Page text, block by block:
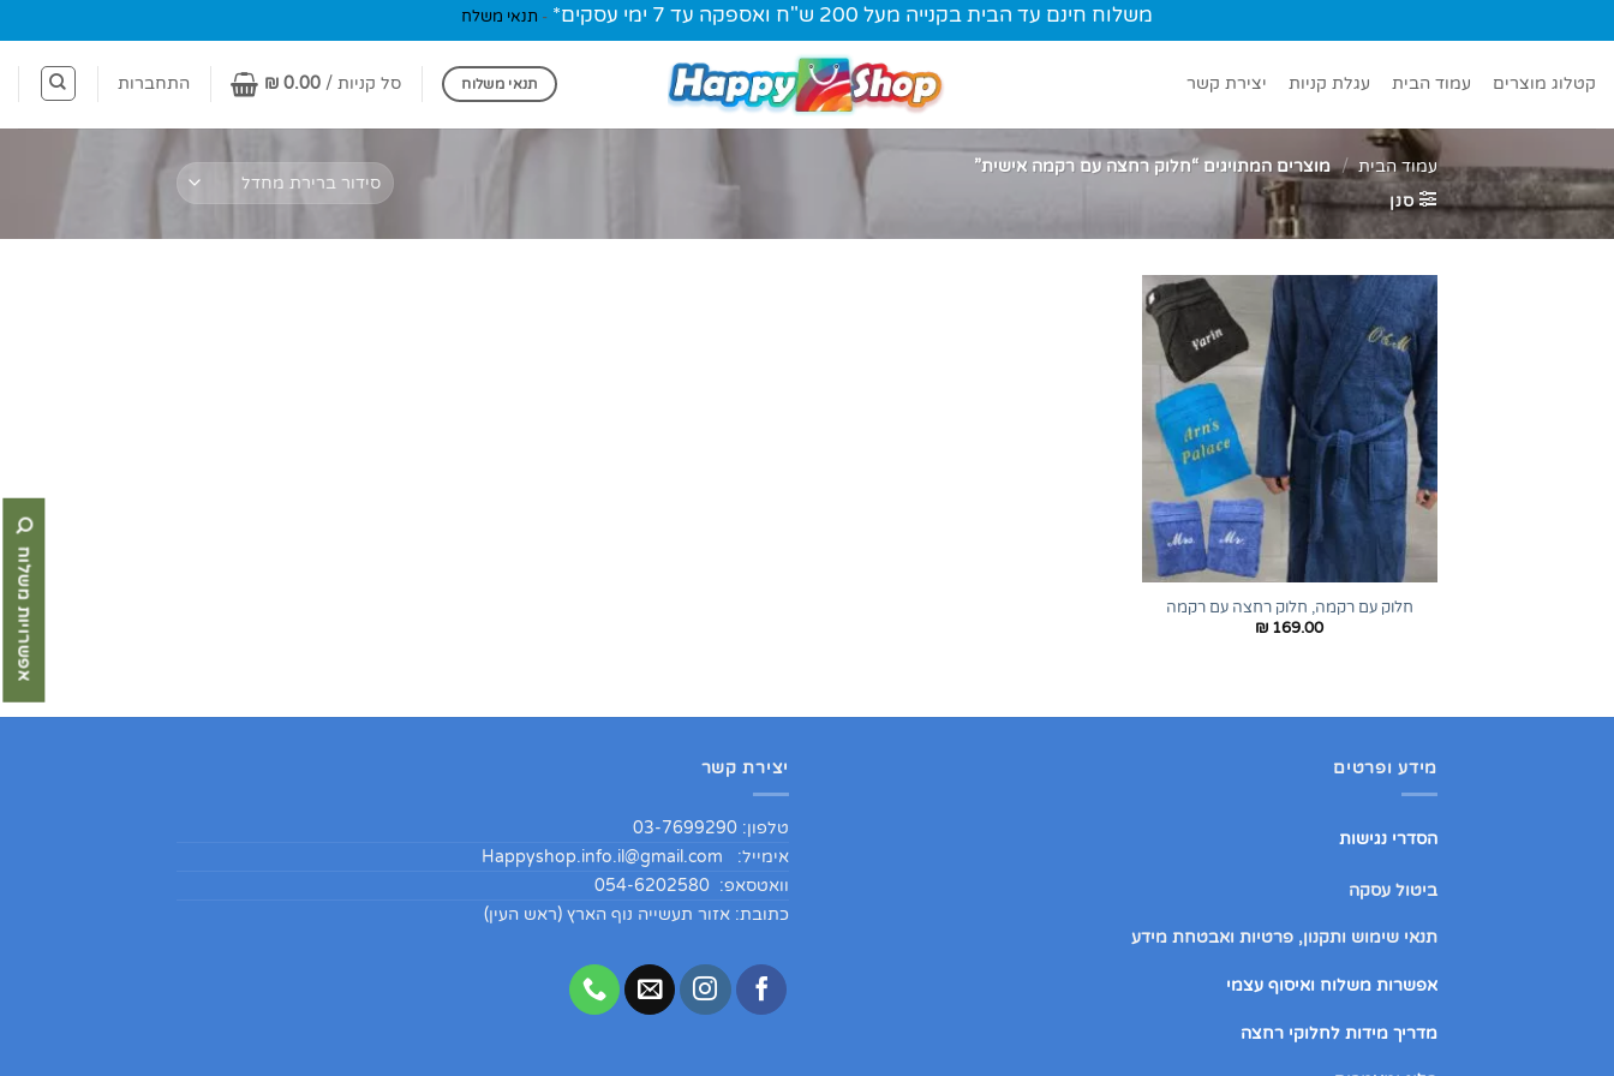
to
משלוח חינם עד הבית בקנייה מעל 200 ש"ח ואספקה עד 7 ימי עסקים* - תנאי משלח
קטלוג מוצרים עמוד הבית עגלת קניות יצירת קשר תנאי משלוח סל קניות / ₪ 0.00 התחברות
עמוד הבית / מוצרים המתויגים “חלוק רחצה עם רקמה אישית”
סנן
חלוק עם רקמה, חלוק רחצה עם רקמה
₪ 169.00
מידע ופרטים
הסדרי נגישות
ביטול עסקה
תנאי שימוש ותקנון, פרטיות ואבטחת מידע
אפשרות משלוח ואיסוף עצמי
מדריך מידות לחלוקי רחצה
יצירת קשר
טלפון: 03-7699290
אימייל: Happyshop.info.il@gmail.com
וואטסאפ: 054-6202580
כתובת: אזור תעשייה נוף הארץ (ראש העין)
אפשרויות משלוח